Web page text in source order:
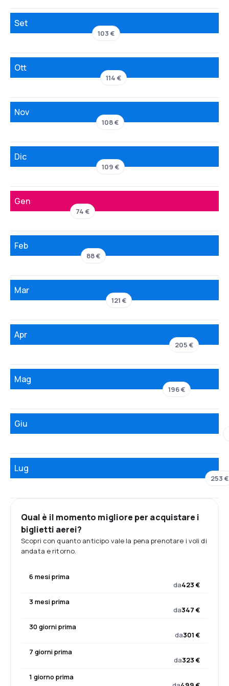
Set
103 €
Ott
114 €
Nov
108 €
Dic
109 €
Gen
74 €
Feb
88 €
Mar
121 €
Apr
205 €
Mag
196 €
Giu
Lug
253 €
Qual è il momento migliore per acquistare i
biglietti aerei?
Scopri con quanto anticipo vale la pena prenotare i voli di
andata e ritorno.
6 mesi prima
da423 €
3 mesi prima
da347 €
30 giorni prima
da301 €
7 giorni prima
da323 €
1 giorno prima